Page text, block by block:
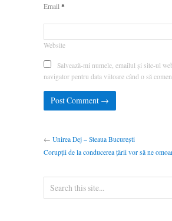
Email *
Website
Salvează-mi numele, emailul și site-ul
navigator pentru data viitoare când o să
← Unirea Dej – Steaua București
Corupții de la conducerea țării vor să ne